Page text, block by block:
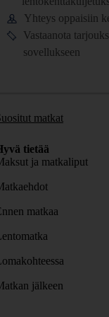
Yhteys oppaisiin
Vastaanota
sovellukseen
matkat
tietää
ja matkaliput
matkaa
jälkeen